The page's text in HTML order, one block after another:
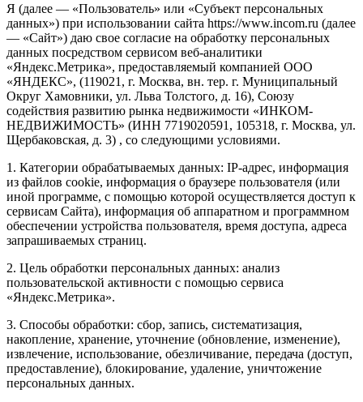
Я (далее — «Пользователь» или «Субъект персональных
данных») при использовании сайта https://www.incom.ru (далее
— «Сайт») даю свое согласие на обработку персональных
данных посредством сервисом веб-аналитики
«Яндекс.Метрика», предоставляемый компанией ООО
«ЯНДЕКС», (119021, г. Москва, вн. тер. г. Муниципальный
Округ Хамовники, ул. Льва Толстого, д. 16), Союзу
содействия развитию рынка недвижимости «ИНКОМ-
НЕДВИЖИМОСТЬ» (ИНН 7719020591, 105318, г. Москва, ул.
Щербаковская, д. 3) , со следующими условиями.
1. Категории обрабатываемых данных: IP-адрес, информация
из файлов cookie, информация о браузере пользователя (или
иной программе, с помощью которой осуществляется доступ к
сервисам Сайта), информация об аппаратном и программном
обеспечении устройства пользователя, время доступа, адреса
запрашиваемых страниц.
2. Цель обработки персональных данных: анализ
пользовательской активности с помощью сервиса
«Яндекс.Метрика».
3. Способы обработки: сбор, запись, систематизация,
накопление, хранение, уточнение (обновление, изменение),
извлечение, использование, обезличивание, передача (доступ,
предоставление), блокирование, удаление, уничтожение
персональных данных.